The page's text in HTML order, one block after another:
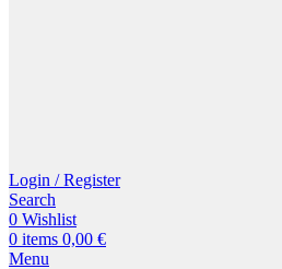
Login / Register
Search
0 Wishlist
0 items 0,00 €
Menu